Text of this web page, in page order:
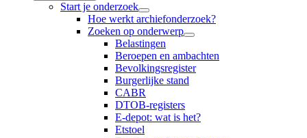
Start je onderzoek
Hoe werkt archiefonderzoek?
Zoeken op onderwerp
Belastingen
Beroepen en ambachten
Bevolkingsregister
Burgerlijke stand
CABR
DTOB-registers
E-depot: wat is het?
Etstoel